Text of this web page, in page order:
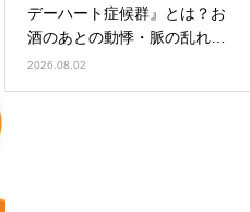
デーハート症候群』とは？お
酒のあとの動悸・脈の乱れを
循環器内科がやさしく解説
2026.08.02